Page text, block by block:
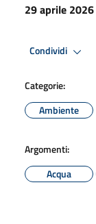
29 aprile 2026
Condividi
Categorie:
Ambiente
Argomenti:
Acqua